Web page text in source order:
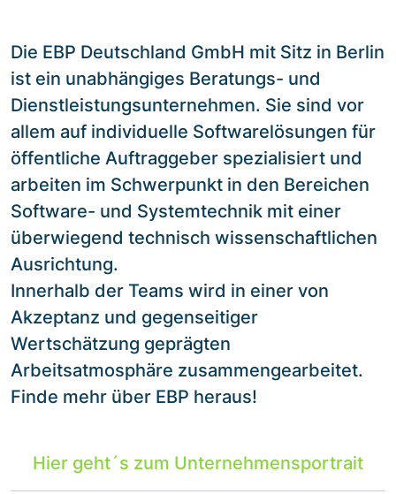
Die EBP Deutschland GmbH mit Sitz in Berlin
ist ein unabhängiges Beratungs- und
Dienstleistungsunternehmen. Sie sind vor
allem auf individuelle Softwarelösungen für
öffentliche Auftraggeber spezialisiert und
arbeiten im Schwerpunkt in den Bereichen
Software- und Systemtechnik mit einer
überwiegend technisch wissenschaftlichen
Ausrichtung.
Innerhalb der Teams wird in einer von
Akzeptanz und gegenseitiger
Wertschätzung geprägten
Arbeitsatmosphäre zusammengearbeitet.
Finde mehr über EBP heraus!
Hier geht´s zum Unternehmensportrait